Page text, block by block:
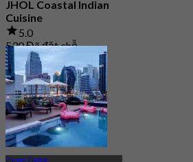
JHOL Coastal Indian
Cuisine
5.0
530 Đã đặt chỗ
Từ
฿ 1,363.33
Phrom Phong